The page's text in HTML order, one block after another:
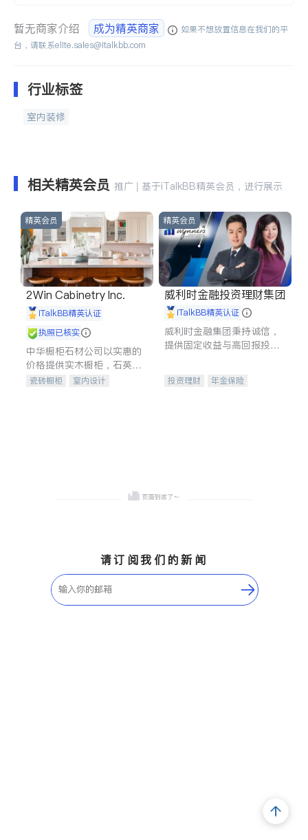
暂无商家介绍 成为精英商家
如果不想放置信息在我们的平
台，请联系elite.sales@italkbb.com
行业标签
室内装修
相关精英会员 推广 | 基于iTalkBB精英会员，进行展示
精英会员
2Win Cabinetry Inc.
iTalkBB精英认证
执照已核实
中华橱柜石材公司以实惠的
价格提供实木橱柜，石英石
台面，多种优质不锈钢水
瓷砖橱柜
室内设计
精英会员
威利时金融投资理财集团
iTalkBB精英认证
威利时金融集团秉持诚信，
提供固定收益与高回报投资
合，助力客户实现目标
投资理财
年金保险
请订阅我们的新闻